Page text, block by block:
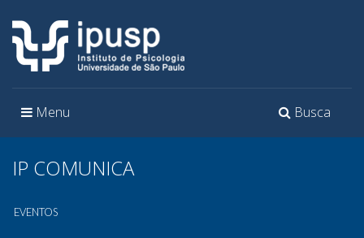
Toggle
Busca
Toggle
Menu
IP COMUNICA
EVENTOS